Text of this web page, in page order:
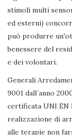
stimoli multi
ed esterni)
può produrre
benessere del
e dei volontari.
Generali
9001 dall´anno
certificata UNI EN
realizzazione di
alle terapie non